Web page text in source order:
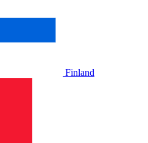
Finland